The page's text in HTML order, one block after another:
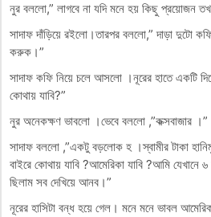
নুর বললো,” লাগবে না যদি মনে হয় কিছু প্রয়োজন
সাদাফ দাঁড়িয়ে রইলো।তারপর বললো,” দাড়া দুটো
করুক।”
সাদাফ কফি নিয়ে চলে আসলো ।নূরের হাতে একটি
কোথায় যাবি?”
নুর অনেকক্ষণ ভাবলো ।ভেবে বললো ,”কক্সবাজার ।”
সাদাফ বললো ,”একটু বড়লোক হ ।স্বামীর টাকা
বাইরে কোথায় যাবি ?আমেরিকা যাবি ?আমি যেখানে
ছিলাম সব দেখিয়ে আনব।”
নূরের হাসিটা বন্ধ হয়ে গেল। মনে মনে ভাবল